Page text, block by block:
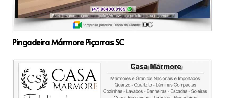
Pingadeira Mármore Piçarras SC